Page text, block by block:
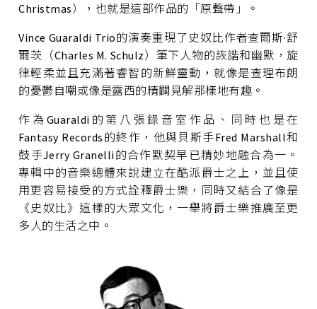
Christmas），也就是這部作品的「原聲帶」。
Vince Guaraldi Trio的演奏重現了史奴比作者查爾斯·舒
爾茨（Charles M. Schulz）筆下人物的詼諧和幽默，旋
律輕柔並且充滿著睿智的新鮮靈動，就像是查理布朗
的憂鬱自嘲或像是露西的精闢見解那樣地有趣。
作為Guaraldi的第八張錄音室作品、同時也是在
Fantasy Records的終作，他與貝斯手Fred Marshall和
鼓手Jerry Granelli的合作默契早已精妙地融合為一。
專輯中的音樂總體來說建立在酷派爵士之上，並且使
用更容易接受的方式詮釋爵士樂，同時又結合了像是
《史奴比》這樣的大眾文化，一舉將爵士樂推廣至更
多人的生活之中。